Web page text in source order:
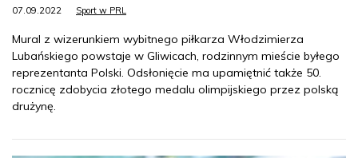
07.09.2022 Sport w PRL
Mural z wizerunkiem wybitnego piłkarza Włodzimierza
Lubańskiego powstaje w Gliwicach, rodzinnym mieście byłego
reprezentanta Polski. Odsłonięcie ma upamiętnić także 50.
rocznicę zdobycia złotego medalu olimpijskiego przez polską
drużynę.